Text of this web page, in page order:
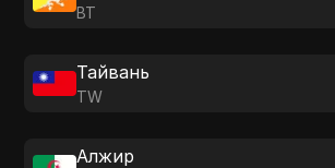
BT
Тайвань
TW
Алжир